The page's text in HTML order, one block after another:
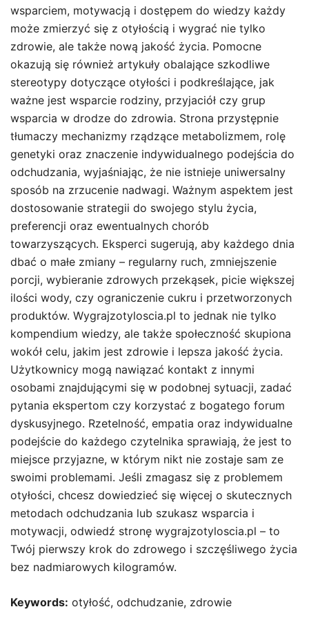
wsparciem, motywacją i dostępem do wiedzy każdy
może zmierzyć się z otyłością i wygrać nie tylko
zdrowie, ale także nową jakość życia. Pomocne
okazują się również artykuły obalające szkodliwe
stereotypy dotyczące otyłości i podkreślające, jak
ważne jest wsparcie rodziny, przyjaciół czy grup
wsparcia w drodze do zdrowia. Strona przystępnie
tłumaczy mechanizmy rządzące metabolizmem, rolę
genetyki oraz znaczenie indywidualnego podejścia do
odchudzania, wyjaśniając, że nie istnieje uniwersalny
sposób na zrzucenie nadwagi. Ważnym aspektem jest
dostosowanie strategii do swojego stylu życia,
preferencji oraz ewentualnych chorób
towarzyszących. Eksperci sugerują, aby każdego dnia
dbać o małe zmiany – regularny ruch, zmniejszenie
porcji, wybieranie zdrowych przekąsek, picie większej
ilości wody, czy ograniczenie cukru i przetworzonych
produktów. Wygrajzotyloscia.pl to jednak nie tylko
kompendium wiedzy, ale także społeczność skupiona
wokół celu, jakim jest zdrowie i lepsza jakość życia.
Użytkownicy mogą nawiązać kontakt z innymi
osobami znajdującymi się w podobnej sytuacji, zadać
pytania ekspertom czy korzystać z bogatego forum
dyskusyjnego. Rzetelność, empatia oraz indywidualne
podejście do każdego czytelnika sprawiają, że jest to
miejsce przyjazne, w którym nikt nie zostaje sam ze
swoimi problemami. Jeśli zmagasz się z problemem
otyłości, chcesz dowiedzieć się więcej o skutecznych
metodach odchudzania lub szukasz wsparcia i
motywacji, odwiedź stronę wygrajzotyloscia.pl – to
Twój pierwszy krok do zdrowego i szczęśliwego życia
bez nadmiarowych kilogramów.
Keywords: otyłość, odchudzanie, zdrowie